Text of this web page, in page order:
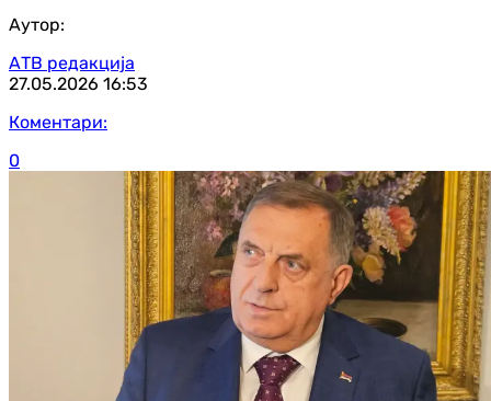
Аутор:
АТВ редакција
27.05.2026 16:53
Коментари:
0